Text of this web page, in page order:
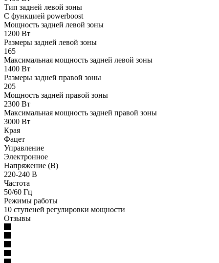
Тип задней левой зоны
С функцией powerboost
Мощность задней левой зоны
1200 Вт
Размеры задней левой зоны
165
Максимальная мощность задней левой зоны
1400 Вт
Размеры задней правой зоны
205
Мощность задней правой зоны
2300 Вт
Максимальная мощность задней правой зоны
3000 Вт
Края
Фацет
Управление
Электронное
Напряжение (В)
220-240 B
Частота
50/60 Гц
Режимы работы
10 ступеней регулировки мощности
Отзывы